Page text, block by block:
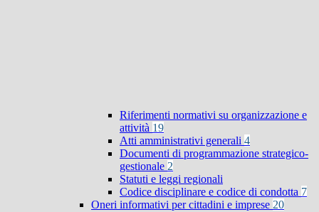
Riferimenti normativi su organizzazione e
attività 19
Atti amministrativi generali 4
Documenti di programmazione strategico-
gestionale 2
Statuti e leggi regionali
Codice disciplinare e codice di condotta 7
Oneri informativi per cittadini e imprese 20